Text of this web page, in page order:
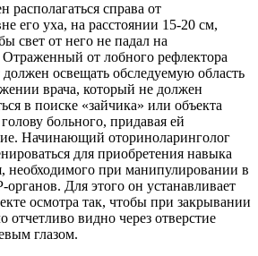
располагаться справа от
его уха, на расстоянии 15-20 см,
свет от него не падал на
от лобного рефлектора
освещать обследуемую область
врача, который не должен
в поиске «зайчика» или объекта
больного, придавая ей
Начинающий оториноларинголог
для приобретения навыка
необходимого при манипулировании в
Для этого он устанавливает
осмотра так, чтобы при закрывании
отчетливо видно через отверстие
глазом.